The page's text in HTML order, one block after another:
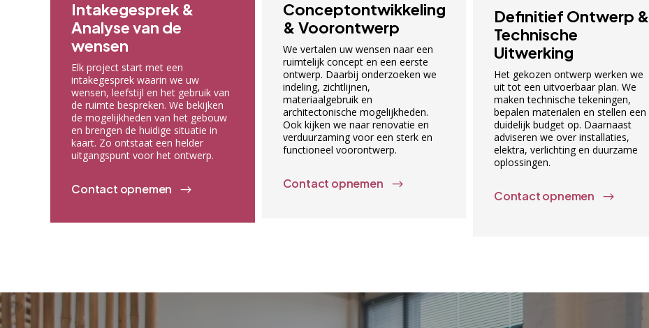
Intakegesprek &
Analyse van de
wensen
Elk project start met een
intakegesprek waarin we uw
wensen, leefstijl en het gebruik van
de ruimte bespreken. We bekijken
de mogelijkheden van het gebouw
en brengen de huidige situatie in
kaart. Zo ontstaat een helder
uitgangspunt voor het ontwerp.
Contact opnemen $
Conceptontwikkeling
& Voorontwerp
We vertalen uw wensen naar een
ruimtelijk concept en een eerste
ontwerp. Daarbij onderzoeken we
indeling, zichtlijnen,
materiaalgebruik en
architectonische mogelijkheden.
Ook kijken we naar renovatie en
verduurzaming voor een sterk en
functioneel voorontwerp.
Contact opnemen $
Definitief Ontwerp &
Technische
Uitwerking
Het gekozen ontwerp werken we
uit tot een uitvoerbaar plan. We
maken technische tekeningen,
bepalen materialen en stellen een
duidelijk budget op. Daarnaast
adviseren we over installaties,
elektra, verlichting en duurzame
oplossingen.
Contact opnemen $